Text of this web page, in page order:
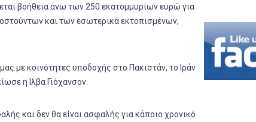
βοήθεια άνω των 250 εκατομμυρίων ευρώ για
και των εσωτερικά εκτοπισμένων,
με κοινότητες υποδοχής στο Πακιστάν, το Ιράν
η Ιλβα Γιόχανσον.
και δεν θα είναι ασφαλής για κάποιο χρονικό